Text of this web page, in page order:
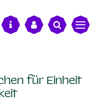
für Einheit
: